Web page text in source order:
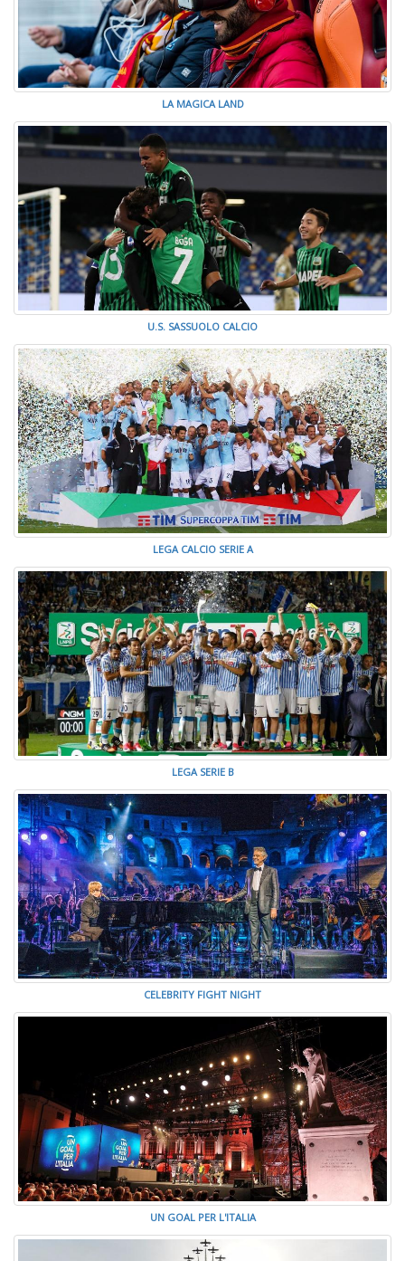
LA MAGICA LAND
U.S. SASSUOLO CALCIO
LEGA CALCIO SERIE A
LEGA SERIE B
CELEBRITY FIGHT NIGHT
UN GOAL PER L'ITALIA